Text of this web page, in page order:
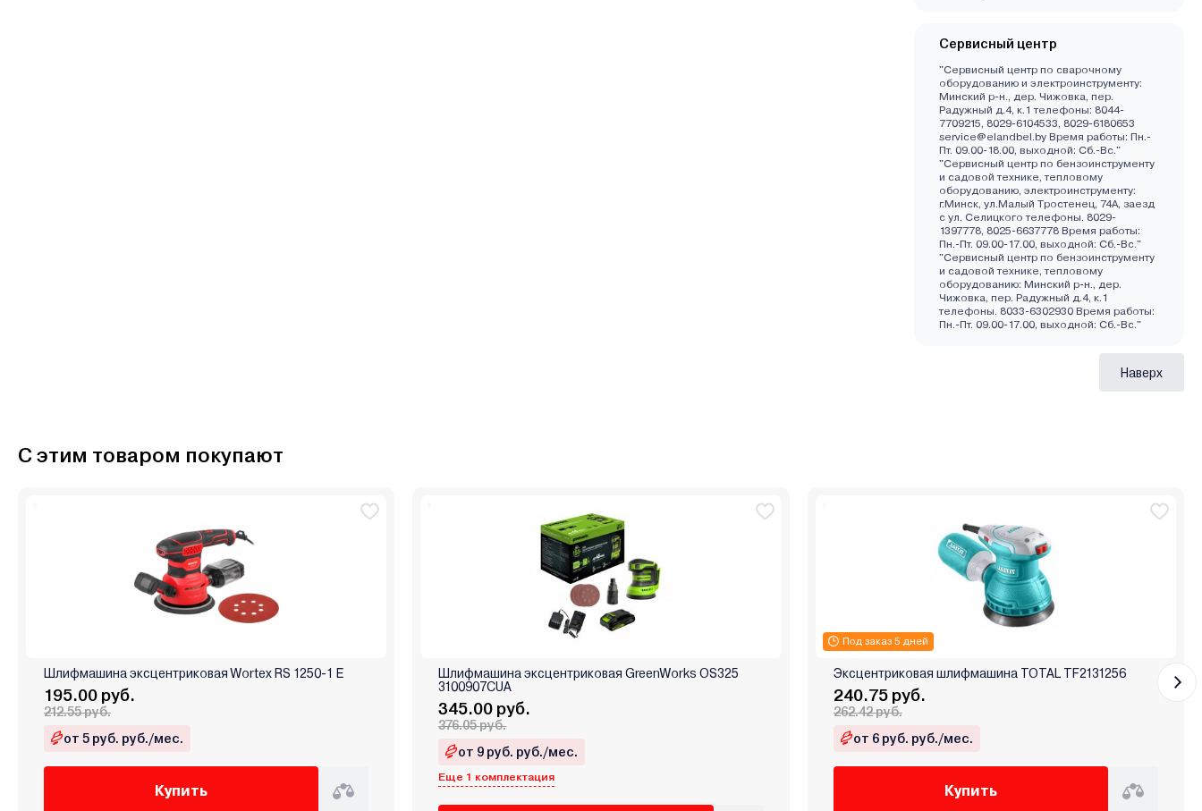
Сервисный центр
"Сервисный центр по сварочному
оборудованию и электроинструменту:
Минский р-н., дер. Чижовка, пер.
Радужный д.4, к.1 телефоны: 8044-
7709215, 8029-6104533, 8029-6180653
service@elandbel.by Время работы: Пн.-
Пт. 09.00-18.00, выходной: Сб.-Вс."
"Сервисный центр по бензоинструменту
и садовой технике, тепловому
оборудованию, электроинструменту:
г.Минск, ул.Малый Тростенец, 74А, заезд
с ул. Селицкого телефоны. 8029-
1397778, 8025-6637778 Время работы:
Пн.-Пт. 09.00-17.00, выходной: Cб.-Вс."
"Сервисный центр по бензоинструменту
и садовой технике, тепловому
оборудованию: Минский р-н., дер.
Чижовка, пер. Радужный д.4, к.1
телефоны. 8033-6302930 Время работы:
Пн.-Пт. 09.00-17.00, выходной: Cб.-Вс."
Наверх
С этим товаром покупают
Шлифмашина эксцентриковая Wortex RS 1250-1 E
195.00 руб.
212.55 руб.
от 5 руб. руб./мес.
Купить
Шлифмашина эксцентриковая GreenWorks OS325
3100907CUA
345.00 руб.
376.05 руб.
от 9 руб. руб./мес.
Еще 1 комплектация
Под заказ 5 дней
Эксцентриковая шлифмашина TOTAL TF2131256
240.75 руб.
262.42 руб.
от 6 руб. руб./мес.
Купить